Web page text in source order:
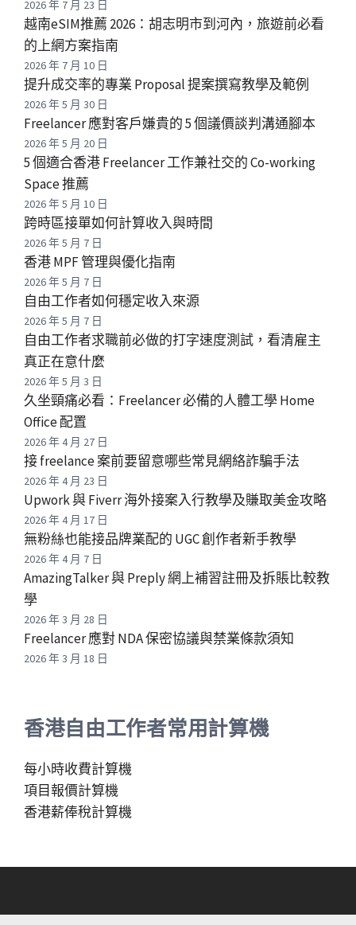
2026 年 7 月 23 日
越南eSIM推薦 2026：胡志明市到河內，旅遊前必看
的上網方案指南
2026 年 7 月 10 日
提升成交率的專業 Proposal 提案撰寫教學及範例
2026 年 5 月 30 日
Freelancer 應對客戶嫌貴的 5 個議價談判溝通腳本
2026 年 5 月 20 日
5 個適合香港 Freelancer 工作兼社交的 Co-working
Space 推薦
2026 年 5 月 10 日
跨時區接單如何計算收入與時間
2026 年 5 月 7 日
香港 MPF 管理與優化指南
2026 年 5 月 7 日
自由工作者如何穩定收入來源
2026 年 5 月 7 日
自由工作者求職前必做的打字速度測試，看清雇主
真正在意什麼
2026 年 5 月 3 日
久坐頸痛必看：Freelancer 必備的人體工學 Home
Office 配置
2026 年 4 月 27 日
接 freelance 案前要留意哪些常見網絡詐騙手法
2026 年 4 月 23 日
Upwork 與 Fiverr 海外接案入行教學及賺取美金攻略
2026 年 4 月 17 日
無粉絲也能接品牌業配的 UGC 創作者新手教學
2026 年 4 月 7 日
AmazingTalker 與 Preply 網上補習註冊及拆賬比較教
學
2026 年 3 月 28 日
Freelancer 應對 NDA 保密協議與禁業條款須知
2026 年 3 月 18 日
香港自由工作者常用計算機
每小時收費計算機
項目報價計算機
香港薪俸稅計算機